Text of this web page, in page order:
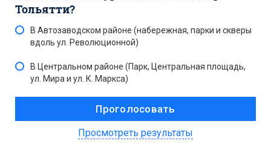
Тольятти?
В Автозаводском районе (набережная, парки и скверы
вдоль ул. Революционной)
В Центральном районе (Парк, Центральная площадь,
ул. Мира и ул. К. Маркса)
Просмотреть результаты